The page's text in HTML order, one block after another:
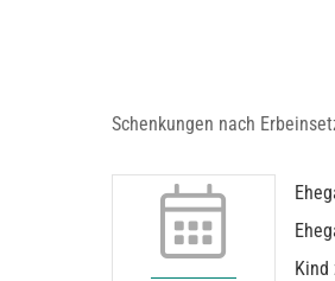
Schenkungen nach
Kind